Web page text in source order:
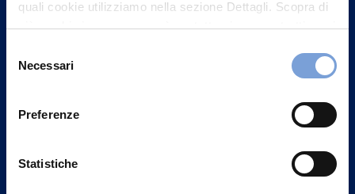
quali cookie utilizziamo nella sezione Dettagli. Scopra di
più su chi siamo, come può contattarci e come trattiamo i
può trovare nel footer del sito nella sezione "Informativa
delNecessari
Preferenze
Statistiche
un nostro Agente.